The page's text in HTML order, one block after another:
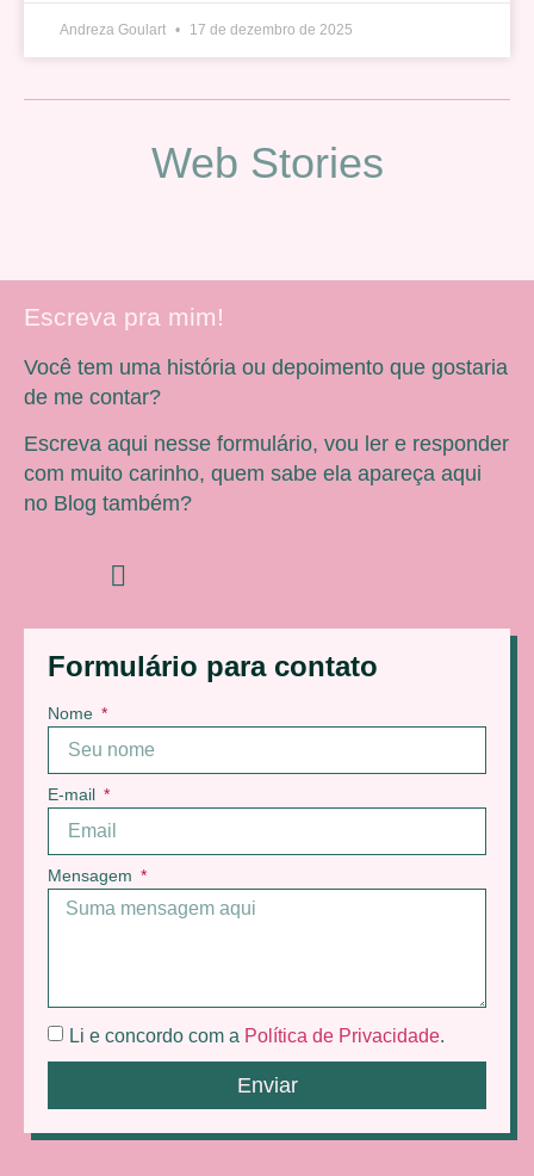
Andreza Goulart 17 de dezembro de 2025
Web Stories
Formulário para contato
Nome
E-mail
Mensagem
Li e concordo com a Política de Privacidade.
Enviar
Escreva pra mim!
Você tem uma história ou depoimento que gostaria
de me contar?
Escreva aqui nesse formulário, vou ler e responder
com muito carinho, quem sabe ela apareça aqui
no Blog também?